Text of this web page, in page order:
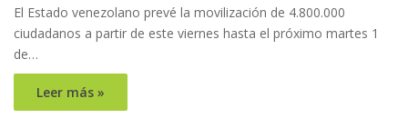
El Estado venezolano prevé la movilización de 4.800.000
ciudadanos a partir de este viernes hasta el próximo martes 1
de…
Leer más »